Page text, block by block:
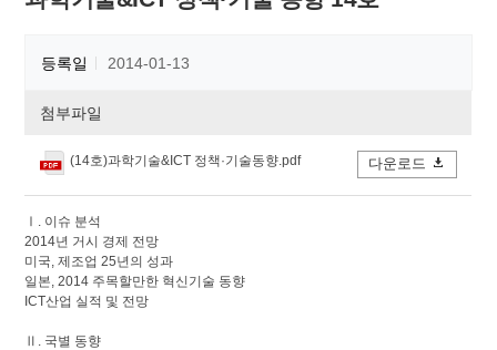
등록일 2014-01-13
첨부파일
(14호)과학기술&ICT 정책·기술동향.pdf 다운로드
Ⅰ. 이슈 분석
2014년 거시 경제 전망
미국, 제조업 25년의 성과
일본, 2014 주목할만한 혁신기술 동향
ICT산업 실적 및 전망
Ⅱ. 국별 동향